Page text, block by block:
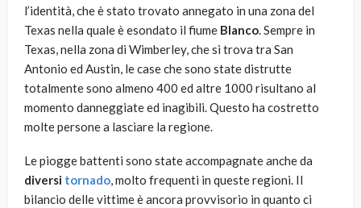
l’identità, che è stato trovato annegato in una zona del
Texas nella quale è esondato il fiume Blanco. Sempre in
Texas, nella zona di Wimberley, che si trova tra San
Antonio ed Austin, le case che sono state distrutte
totalmente sono almeno 400 ed altre 1000 risultano al
momento danneggiate ed inagibili. Questo ha costretto
molte persone a lasciare la regione.
Le piogge battenti sono state accompagnate anche da
diversi tornado, molto frequenti in queste regioni. Il
bilancio delle vittime è ancora provvisorio in quanto ci